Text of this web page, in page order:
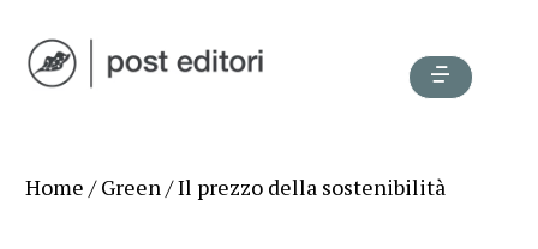
Home /Green / Il prezzo della sostenibilità